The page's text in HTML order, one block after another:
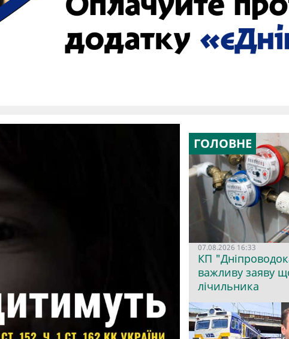
ГОЛОВНЕ
07.08.2026 16:33
КП
важливу заяву
лічильника